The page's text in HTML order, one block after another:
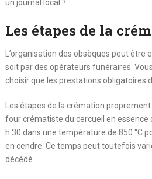
un journal local ?
Les étapes de la
L’organisation des obsèques peut
soit par des opérateurs funéraires.
choisir que les prestations obligatoires
Les étapes de la crémation
four crématiste du cercueil en essence
h 30 dans une température de 850 °C
en cendre. Ce temps peut toutefois
décédé.